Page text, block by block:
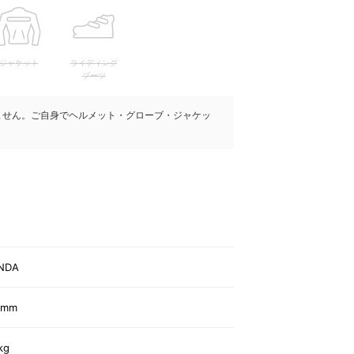
ャケット
ライディング
ブーツ
ん。ご自身でヘルメット・グローブ・ジャケッ